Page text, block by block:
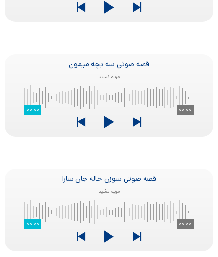
قصه صوتی سه بچه میمون
مریم نشیبا
۰۰:۰۰ ۰۰:۰۰
قصه صوتی سوزن خاله جان سارا
مریم نشیبا
۰۰:۰۰ ۰۰:۰۰